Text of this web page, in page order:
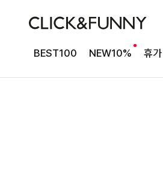
BEST100 NEW10% 휴
완성도 높은 원
특스트라이프 링클원피스+스트링